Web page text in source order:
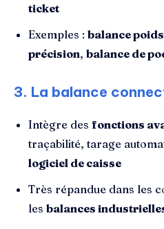
ticket
Exemples : balance
précision, balance de
3. La balance
Intègre des fonctions
traçabilité, tarage
logiciel de caisse
Très répandue dans les
les balances